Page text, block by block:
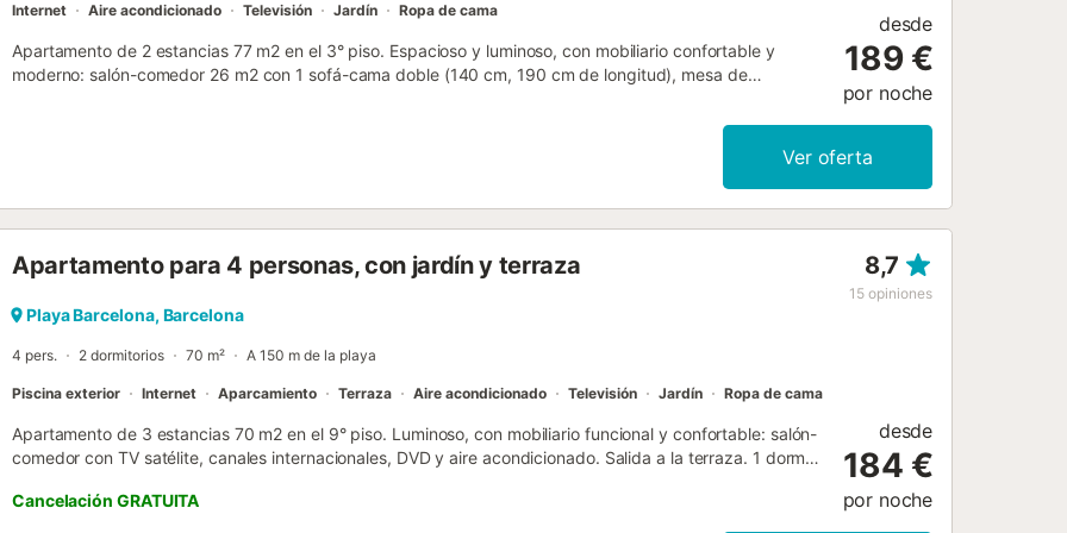
Internet Aire acondicionado Televisión Jardín Ropa de cama
Apartamento de 2 estancias 77 m2 en el 3° piso. Espacioso y luminoso, con mobiliario confortable y
moderno: salón-comedor 26 m2 con 1 sofá-cama doble (140 cm, 190 cm de longitud), mesa de
(180 cm, 190 cm de longitud), TV, canales internacionales y calefacción de gas. Cocina (4 fogones,
horno, lavavajillas, microondas, congelador, cafetera eléctrica) con mesa de comedor, mesa de comedor
y calefacción de gas. Salida al balcón. Baño/bidet/WC. Calefacción de gas. Balcón 5 m2. Muebles de
terraza. El alojamiento dispone de: lavadora, plancha, secador de pelo. Internet (Wifi, gratis). Adecuado
desde
189 €
por noche
Ver oferta
Apartamento para 4 personas, con jardín y terraza 8,7
15 opiniones
Playa Barcelona, Barcelona
4 pers. 2 dormitorios 70 m² A 150 m de la playa
Piscina exterior Internet Aparcamiento Terraza Aire acondicionado Televisión Jardín Ropa de cama
Apartamento de 3 estancias 70 m2 en el 9° piso. Luminoso, con mobiliario funcional y confortable: salón-
comedor con TV satélite, canales internacionales, DVD y aire acondicionado. Salida a la terraza. 1 dorm.
la terraza. Cocina (horno, lavavajillas, 4 placas de vitrocerámica, microondas, congelador, cafetera
eléctrica). Salida a la terraza. Ducha/WC. Calefacción, aire acondicionado. Terraza grande 22 m2.
Cancelación GRATUITA
desde
184 €
por noche